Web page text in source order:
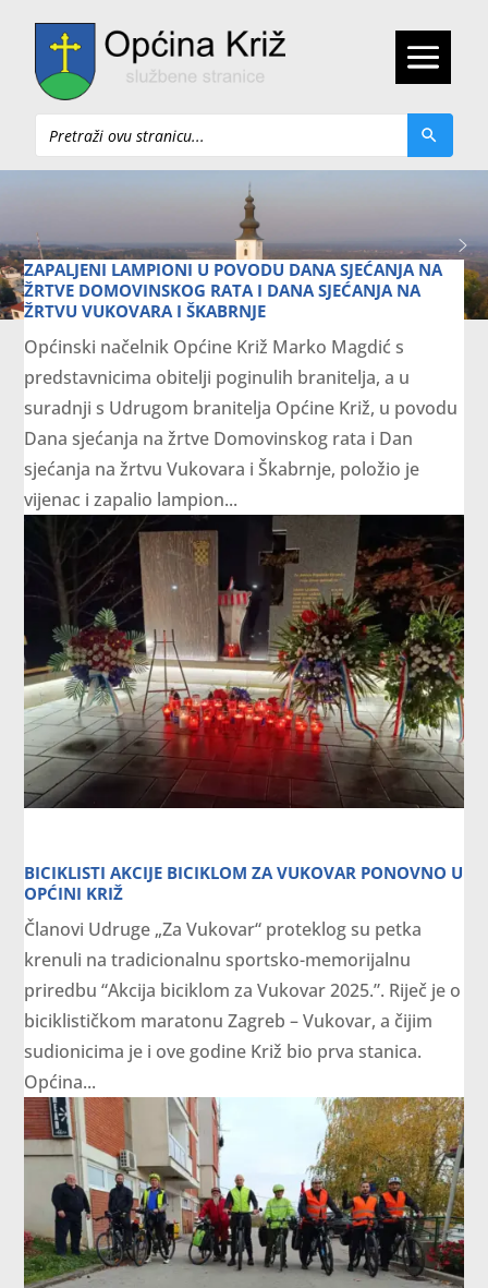
Pretraži
ZAPALJENI LAMPIONI U POVODU DANA SJEĆANJA NA
ŽRTVE DOMOVINSKOG RATA I DANA SJEĆANJA NA
ŽRTVU VUKOVARA I ŠKABRNJE
Općinski načelnik Općine Križ Marko Magdić s
predstavnicima obitelji poginulih branitelja, a u
suradnji s Udrugom branitelja Općine Križ, u povodu
Dana sjećanja na žrtve Domovinskog rata i Dan
sjećanja na žrtvu Vukovara i Škabrnje, položio je
vijenac i zapalio lampion...
BICIKLISTI AKCIJE BICIKLOM ZA VUKOVAR PONOVNO U
OPĆINI KRIŽ
Članovi Udruge „Za Vukovar“ proteklog su petka
krenuli na tradicionalnu sportsko-memorijalnu
priredbu “Akcija biciklom za Vukovar 2025.”. Riječ je o
biciklističkom maratonu Zagreb – Vukovar, a čijim
sudionicima je i ove godine Križ bio prva stanica.
Općina...